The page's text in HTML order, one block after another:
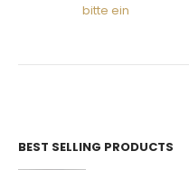
bitte ein
BEST SELLING PRODUCTS